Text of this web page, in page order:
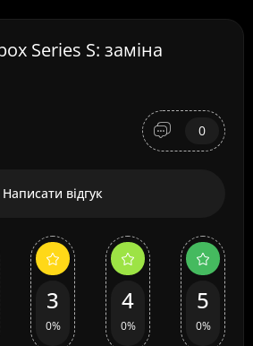
Series S: заміна
0
Написати відгук
3
0%
4
0%
5
0%